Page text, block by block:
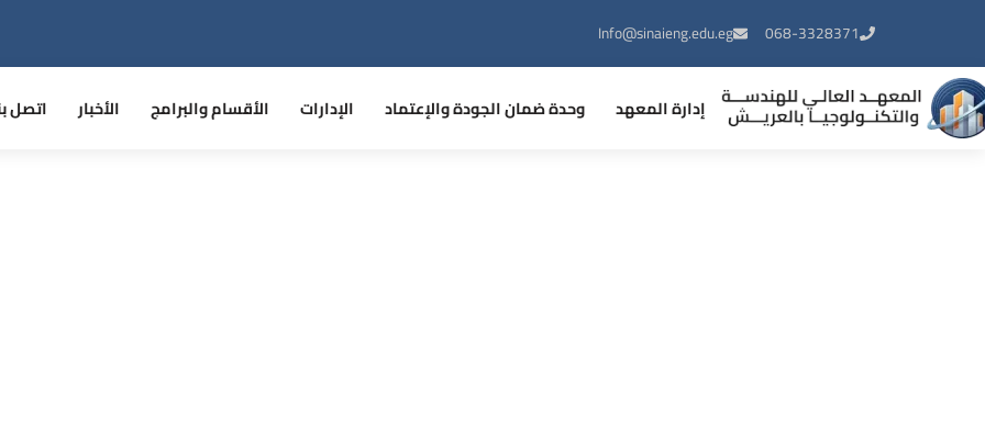
068-3328371
Info@sinaieng.edu.eg
إدارة المعهد وحدة ضمان الجودة والإعتماد الإدارات الأقسام والبرامج الأخبار اتصل